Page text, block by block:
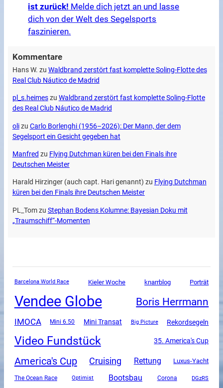
ist zurück! Melde dich jetzt an und lasse
dich von der Welt des Segelsports
faszinieren.
Kommentare
Hans W. zu Waldbrand zerstört fast komplette Soling-Flotte des
Real Club Náutico de Madrid
pl_s.heimeszu Waldbrand zerstört fast komplette Soling-Flotte
des Real Club Náutico de Madrid
olizu Carlo Borlenghi (1956–2026): Der Mann, der dem
Segelsport ein Gesicht gegeben hat
Manfred zu Flying Dutchman küren bei den Finals ihre
Deutschen Meister
Harald Hirzinger (auch capt. Hari genannt) zu Flying Dutchman
küren bei den Finals ihre Deutschen Meister
PL_Tomzu Stephan Bodens Kolumne: Bayesian Doku mit
„Traumschiff“-Momenten
Barcelona World Race Kieler Woche knarrblog Porträt
Vendee Globe Boris Herrmann
IMOCA Mini 6.50 Mini Transat Big Picture Rekordsegeln
Video Fundstück 35. America's Cup
America's Cup Cruising Rettung Luxus-Yacht
The Ocean Race Optimist Bootsbau Corona DGzRS